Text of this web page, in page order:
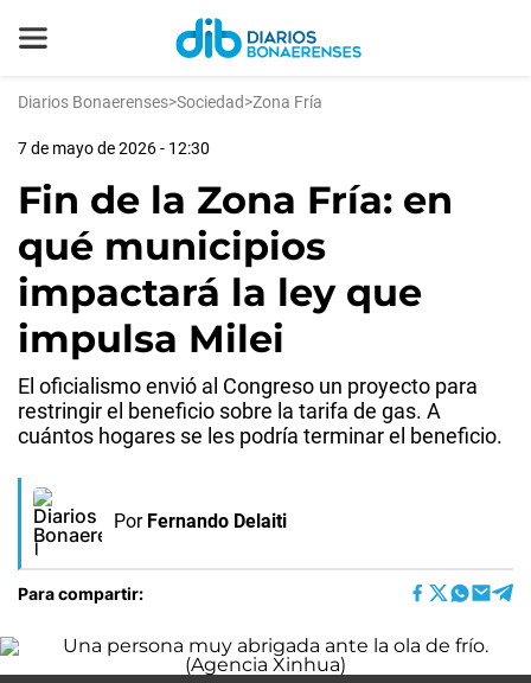
Diarios Bonaerenses>Sociedad>Zona Fría
7 de mayo de 2026 - 12:30
Fin de la Zona Fría: en
qué municipios
impactará la ley que
impulsa Milei
El oficialismo envió al Congreso un proyecto para
restringir el beneficio sobre la tarifa de gas. A
cuántos hogares se les podría terminar el beneficio.
Por Fernando Delaiti
Para compartir: